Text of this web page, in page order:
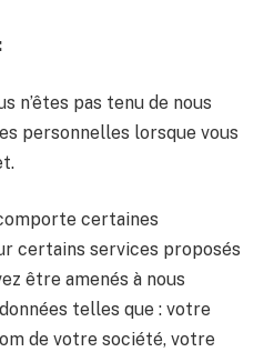
n’êtes pas tenu de nous
personnelles lorsque vous
certaines
certains services proposés
être amenés à nous
telles que : votre
de votre société, votre